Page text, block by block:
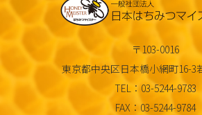
〒103-0016
東京都中央区日本橋小網町16-3
TEL：03-5244-9783
FAX：03-5244-9784